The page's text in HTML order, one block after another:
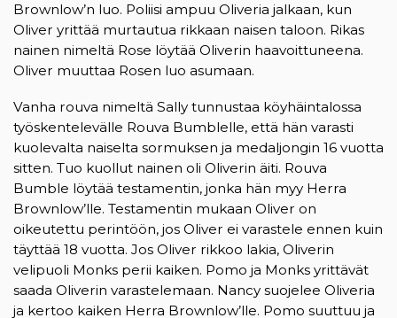
Brownlow’n luo. Poliisi ampuu Oliveria jalkaan, kun
Oliver yrittää murtautua rikkaan naisen taloon. Rikas
nainen nimeltä Rose löytää Oliverin haavoittuneena.
Oliver muuttaa Rosen luo asumaan.
Vanha rouva nimeltä Sally tunnustaa köyhäintalossa
työskentelevälle Rouva Bumblelle, että hän varasti
kuolevalta naiselta sormuksen ja medaljongin 16 vuotta
sitten. Tuo kuollut nainen oli Oliverin äiti. Rouva
Bumble löytää testamentin, jonka hän myy Herra
Brownlow’lle. Testamentin mukaan Oliver on
oikeutettu perintöön, jos Oliver ei varastele ennen kuin
täyttää 18 vuotta. Jos Oliver rikkoo lakia, Oliverin
velipuoli Monks perii kaiken. Pomo ja Monks yrittävät
saada Oliverin varastelemaan. Nancy suojelee Oliveria
ja kertoo kaiken Herra Brownlow’lle. Pomo suuttuu ja